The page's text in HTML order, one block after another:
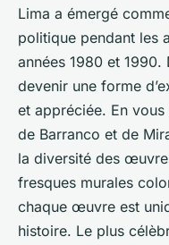
Lima a émergé
politique pendant les
années 1980 et
devenir une forme
et appréciée. En
de Barranco et de
la diversité des
fresques murales
chaque œuvre est
histoire. Le plus